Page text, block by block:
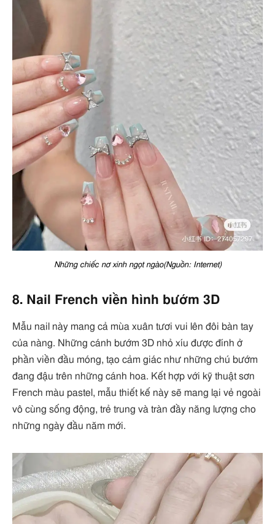
Những chiếc nơ xinh ngọt ngào(Nguồn: Internet)
8. Nail French viền hình bướm 3D
Mẫu nail này mang cả mùa xuân tươi vui lên đôi bàn tay
của nàng. Những cánh bướm 3D nhỏ xíu được đính ở
phần viền đầu móng, tạo cảm giác như những chú bướm
đang đậu trên những cánh hoa. Kết hợp với kỹ thuật sơn
French màu pastel, mẫu thiết kế này sẽ mang lại vẻ ngoài
vô cùng sống động, trẻ trung và tràn đầy năng lượng cho
những ngày đầu năm mới.